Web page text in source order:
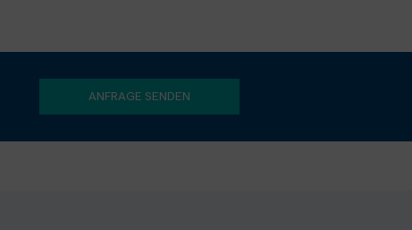
ANFRAGE SENDEN